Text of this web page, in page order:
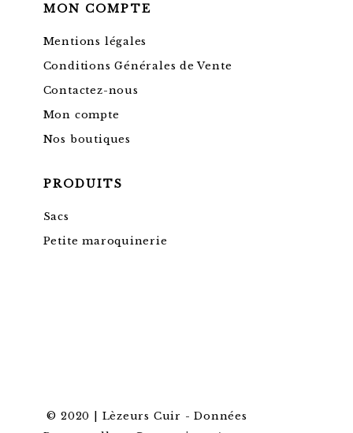
MON COMPTE
Mentions légales
Conditions Générales de Vente
Contactez-nous
Mon compte
Nos boutiques
PRODUITS
Sacs
Petite maroquinerie
© 2020 | Lèzeurs Cuir -Données